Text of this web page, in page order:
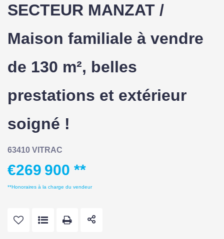
SECTEUR MANZAT /
Maison familiale à vendre
de 130 m², belles
prestations et extérieur
soigné !
63410 VITRAC
€269 900 **
**Honoraires à la charge du vendeur